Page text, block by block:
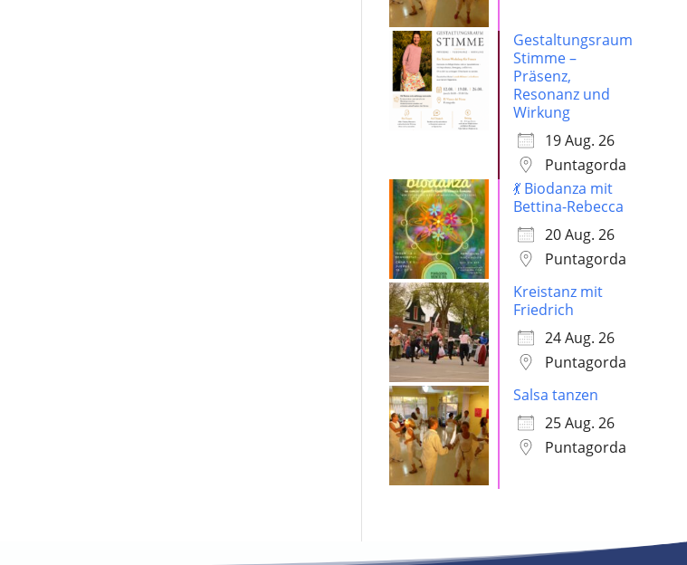
Gestaltungsraum
Stimme –
Präsenz,
Resonanz und
Wirkung
19 Aug. 26
Puntagorda
💃 Biodanza mit
Bettina-Rebecca
20 Aug. 26
Puntagorda
Kreistanz mit
Friedrich
24 Aug. 26
Puntagorda
Salsa tanzen
25 Aug. 26
Puntagorda